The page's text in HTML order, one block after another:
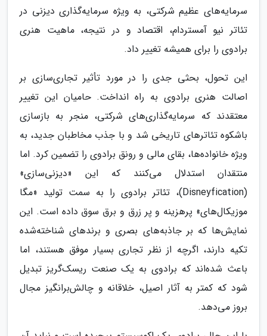
سرمایه‌های عظیم شرکتی، به ویژه سرمایه‌گذاری دیزنی در
تئاتر نیو آمستردام، اقتصاد و در نتیجه، ماهیت هنری
برادوی را برای همیشه تغییر داد.
این تحول، بحثی جدی را در مورد تأثیر تجاری‌سازی بر
اصالت هنری برادوی به راه انداخت. حامیان این تغییر
معتقدند که سرمایه‌گذاری‌های شرکتی، منجر به بازسازی
باشکوه تئاترهای تاریخی شد و با جذب مخاطبان جدید، به
ویژه خانواده‌ها، بقای مالی و رونق برادوی را تضمین کرد. اما
منتقدان استدلال می‌کنند که این «دیزنی‌سازی»
(Disneyfication)، تئاتر برادوی را به سمت تولید «مگا
موزیکال‌های» پرهزینه و پر زرق و برق سوق داده است. این
نمایش‌ها که بر جاذبه‌های بصری و برندهای شناخته‌شده
تکیه دارند، اگرچه از نظر تجاری بسیار موفق هستند، اما
باعث شده‌اند که برادوی به یک صنعت ریسک‌گریز تبدیل
شود که کمتر به آثار اصیل، خلاقانه و چالش‌برانگیز مجال
بروز می‌دهد.